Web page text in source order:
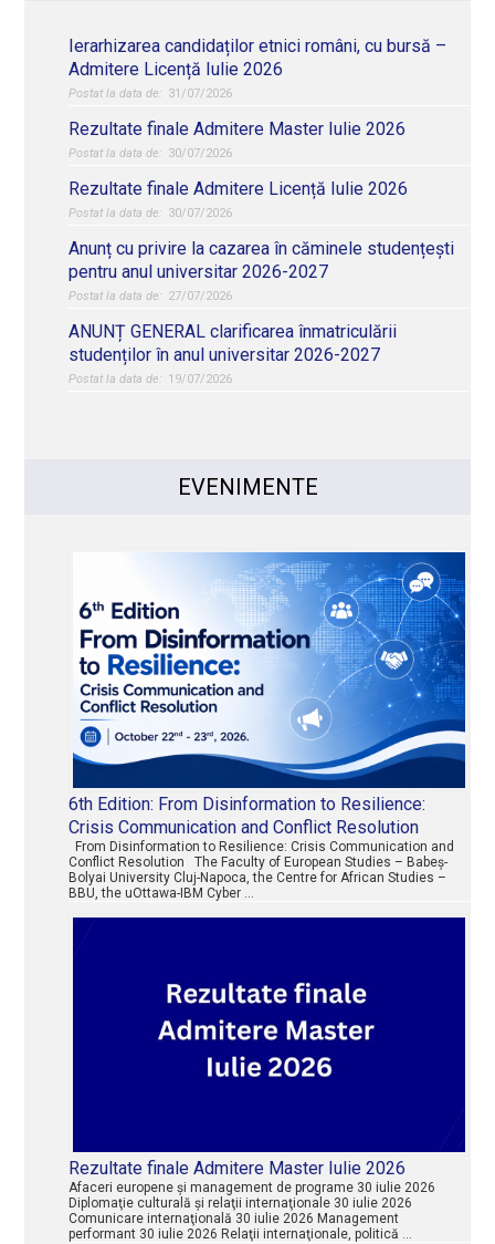
Ierarhizarea candidaților etnici români, cu bursă –
Admitere Licență Iulie 2026
31/07/2026
Rezultate finale Admitere Master Iulie 2026
30/07/2026
Rezultate finale Admitere Licență Iulie 2026
30/07/2026
Anunț cu privire la cazarea în căminele studențești
pentru anul universitar 2026-2027
27/07/2026
ANUNȚ GENERAL clarificarea înmatriculării
studenților în anul universitar 2026-2027
19/07/2026
EVENIMENTE
6th Edition: From Disinformation to Resilience:
Crisis Communication and Conflict Resolution
From Disinformation to Resilience: Crisis Communication and
Conflict Resolution The Faculty of European Studies – Babeș-
Bolyai University Cluj-Napoca, the Centre for African Studies –
BBU, the uOttawa-IBM Cyber …
Rezultate finale Admitere Master Iulie 2026
Afaceri europene şi management de programe 30 iulie 2026
Diplomaţie culturală şi relaţii internaţionale 30 iulie 2026
Comunicare internaţională 30 iulie 2026 Management
performant 30 iulie 2026 Relaţii internaţionale, politică …